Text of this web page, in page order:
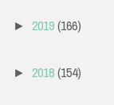
► 2019(166)
► 2018(154)